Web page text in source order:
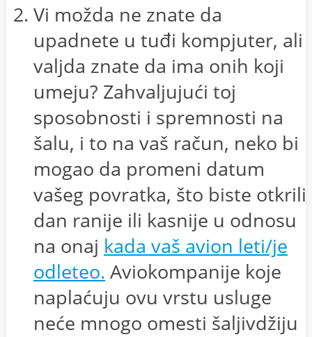
Vi možda ne znate da
upadnete u tuđi kompjuter, ali
valjda znate da ima onih koji
umeju? Zahvaljujući toj
sposobnosti i spremnosti na
šalu, i to na vaš račun, neko bi
mogao da promeni datum
vašeg povratka, što biste otkrili
dan ranije ili kasnije u odnosu
na onaj kada vaš avion leti/je
odleteo. Aviokompanije koje
naplaćuju ovu vrstu usluge
neće mnogo omesti šaljivdžiju